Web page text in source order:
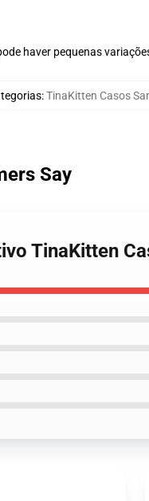
haver pequenas
:TinaKitten Casos
Say
TinaKitten